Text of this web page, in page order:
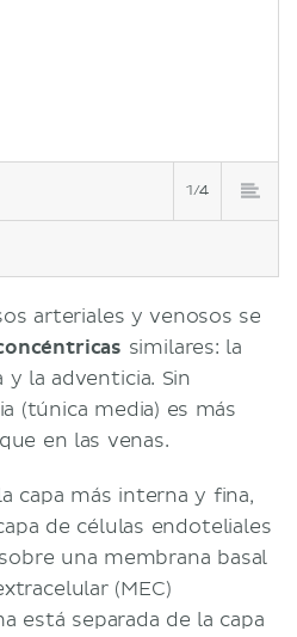
1/4
arteriales y venosos se
similares: la
la adventicia. Sin
(túnica media) es más
en las venas.
capa más interna y fina,
de células endoteliales
una membrana basal
(MEC)
está separada de la capa